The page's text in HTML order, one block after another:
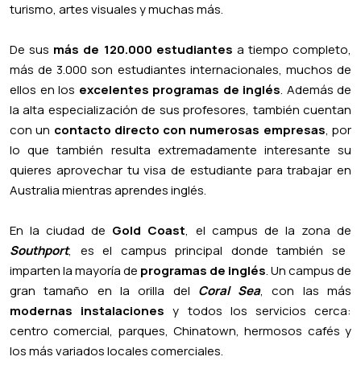
turismo, artes visuales y muchas más.
De sus más de 120.000 estudiantes a tiempo completo,
más de 3.000 son estudiantes internacionales, muchos de
ellos en los excelentes programas de inglés. Además de
la alta especialización de sus profesores, también cuentan
con un contacto directo con numerosas empresas, por
lo que también resulta extremadamente interesante su
quieres aprovechar tu visa de estudiante para trabajar en
Australia mientras aprendes inglés.
En la ciudad de Gold Coast, el campus de la zona de
Southport, es el campus principal donde también se
imparten la mayoría de programas de inglés. Un campus de
gran tamaño en la orilla del Coral Sea, con las más
modernas instalaciones y todos los servicios cerca:
centro comercial, parques, Chinatown, hermosos cafés y
los más variados locales comerciales.